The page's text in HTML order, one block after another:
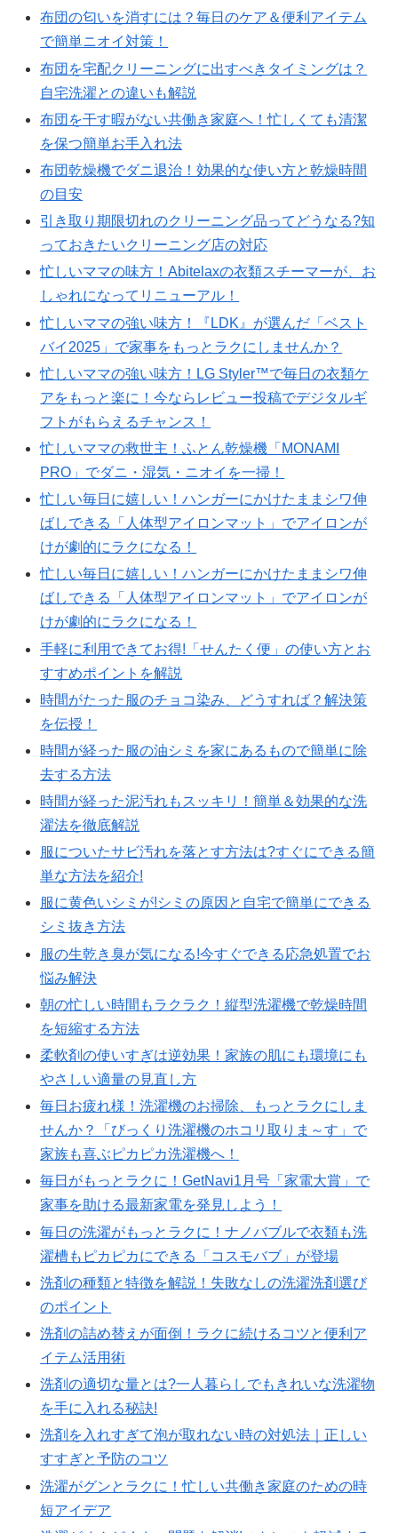
布団の匂いを消すには？毎日のケア＆便利アイテム
で簡単ニオイ対策！
布団を宅配クリーニングに出すべきタイミングは？
自宅洗濯との違いも解説
布団を干す暇がない共働き家庭へ！忙しくても清潔
を保つ簡単お手入れ法
布団乾燥機でダニ退治！効果的な使い方と乾燥時間
の目安
引き取り期限切れのクリーニング品ってどうなる?知
っておきたいクリーニング店の対応
忙しいママの味方！Abitelaxの衣類スチーマーが、お
しゃれになってリニューアル！
忙しいママの強い味方！『LDK』が選んだ「ベスト
バイ2025」で家事をもっとラクにしませんか？
忙しいママの強い味方！LG Styler™で毎日の衣類ケ
アをもっと楽に！今ならレビュー投稿でデジタルギ
フトがもらえるチャンス！
忙しいママの救世主！ふとん乾燥機「MONAMI
PRO」でダニ・湿気・ニオイを一掃！
忙しい毎日に嬉しい！ハンガーにかけたままシワ伸
ばしできる「人体型アイロンマット」でアイロンが
けが劇的にラクになる！
忙しい毎日に嬉しい！ハンガーにかけたままシワ伸
ばしできる「人体型アイロンマット」でアイロンが
けが劇的にラクになる！
手軽に利用できてお得!「せんたく便」の使い方とお
すすめポイントを解説
時間がたった服のチョコ染み、どうすれば？解決策
を伝授！
時間が経った服の油シミを家にあるもので簡単に除
去する方法
時間が経った泥汚れもスッキリ！簡単＆効果的な洗
濯法を徹底解説
服についたサビ汚れを落とす方法は?すぐにできる簡
単な方法を紹介!
服に黄色いシミが!シミの原因と自宅で簡単にできる
シミ抜き方法
服の生乾き臭が気になる!今すぐできる応急処置でお
悩み解決
朝の忙しい時間もラクラク！縦型洗濯機で乾燥時間
を短縮する方法
柔軟剤の使いすぎは逆効果！家族の肌にも環境にも
やさしい適量の見直し方
毎日お疲れ様！洗濯機のお掃除、もっとラクにしま
せんか？「びっくり洗濯機のホコリ取りま～す」で
家族も喜ぶピカピカ洗濯機へ！
毎日がもっとラクに！GetNavi1月号「家電大賞」で
家事を助ける最新家電を発見しよう！
毎日の洗濯がもっとラクに！ナノバブルで衣類も洗
濯槽もピカピカにできる「コスモバブ」が登場
洗剤の種類と特徴を解説！失敗なしの洗濯洗剤選び
のポイント
洗剤の詰め替えが面倒！ラクに続けるコツと便利ア
イテム活用術
洗剤の適切な量とは?一人暮らしでもきれいな洗濯物
を手に入れる秘訣!
洗剤を入れすぎて泡が取れない時の対処法｜正しい
すすぎと予防のコツ
洗濯がグンとラクに！忙しい共働き家庭のための時
短アイデア